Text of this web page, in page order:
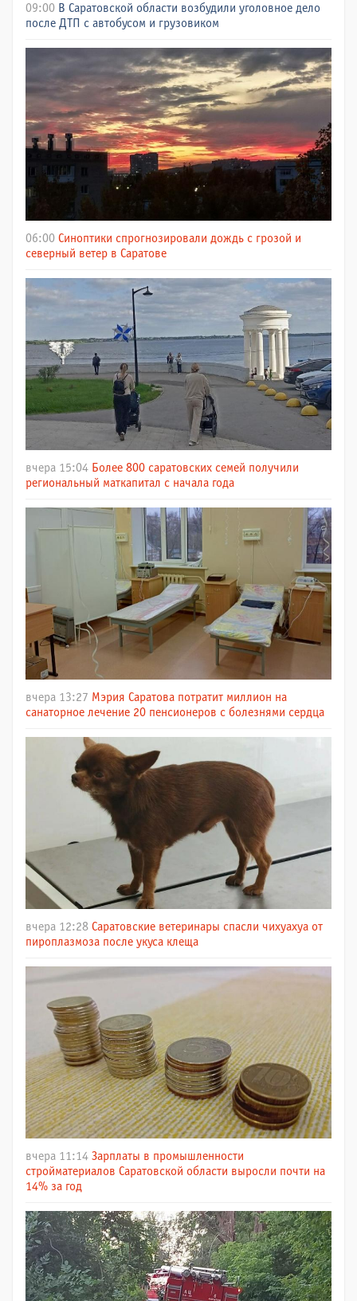
09:00 В Саратовской области возбудили уголовное дело
после ДТП с автобусом и грузовиком
06:00 Синоптики спрогнозировали дождь с грозой и
северный ветер в Саратове
вчера 15:04 Более 800 саратовских семей получили
региональный маткапитал с начала года
вчера 13:27 Мэрия Саратова потратит миллион на
санаторное лечение 20 пенсионеров с болезнями сердца
вчера 12:28 Саратовские ветеринары спасли чихуахуа от
пироплазмоза после укуса клеща
вчера 11:14 Зарплаты в промышленности
стройматериалов Саратовской области выросли почти на
14% за год